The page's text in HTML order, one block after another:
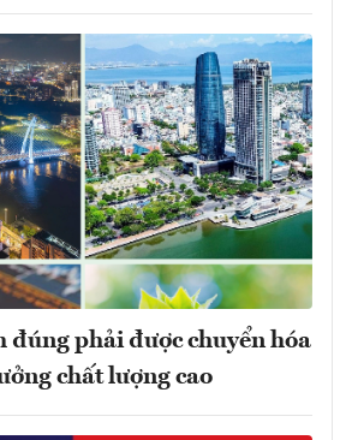
đúng phải được chuyển hóa
chất lượng cao